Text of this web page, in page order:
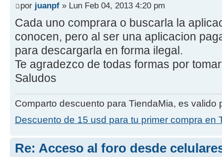
por juanpf » Lun Feb 04, 2013 4:20 pm
Cada uno comprara o buscarla la
conocen, pero al ser una aplicacion
para descargarla en forma ilegal.
Te agradezco de todas formas por
Saludos
Comparto descuento para TiendaMia, es valido
Descuento de 15 usd para tu primer compra en
Re: Acceso al foro desde